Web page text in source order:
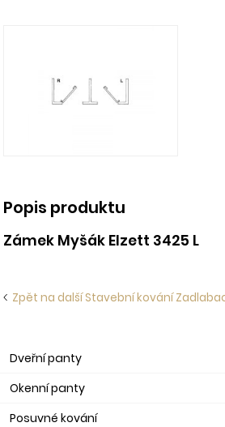
Popis produktu
Zámek Myšák Elzett 3425 L
Zpět na další Stavební kování
Dveřní panty
Okenní panty
Posuvné kování